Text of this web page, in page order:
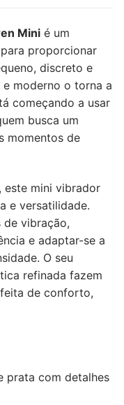
Mini é um
proporcionar
discreto e
e moderno o torna a
começando a usar
busca um
momentos de
este mini vibrador
e versatilidade.
de vibração,
e adaptar-se a
O seu
refinada fazem
de conforto,
prata com detalhes